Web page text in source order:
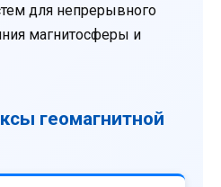
для непрерывного
магнитосферы и
геомагнитной